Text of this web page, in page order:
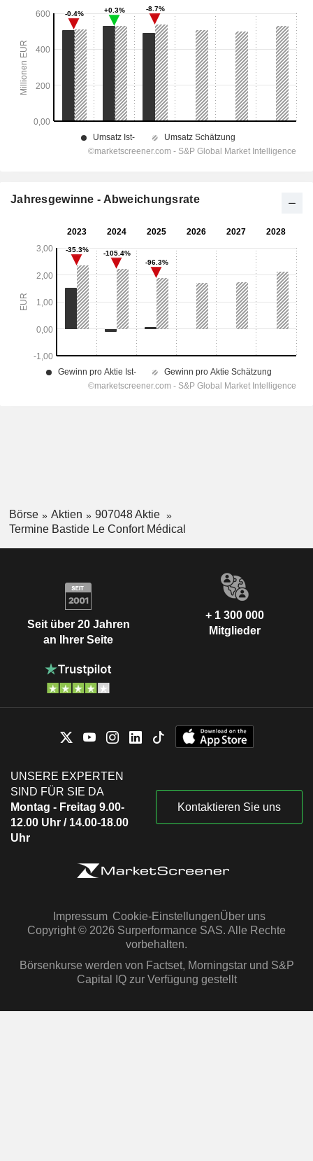
Jahresgewinne - Abweichungsrate
Börse Aktien
907048 Aktie
Termine Bastide Le Confort Médical
Seit über 20 Jahren
an Ihrer Seite
+ 1 300 000
Mitglieder
UNSERE EXPERTEN
SIND FÜR SIE DA
Montag - Freitag 9.00-
12.00 Uhr / 14.00-18.00
Uhr
Kontaktieren Sie uns
Impressum Cookie-EinstellungenÜber uns
Copyright © 2026 Surperformance SAS. Alle Rechte
vorbehalten.
Börsenkurse werden von Factset, Morningstar und S&P
Capital IQ zur Verfügung gestellt